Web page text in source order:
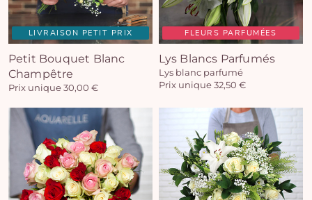
LIVRAISON PETIT PRIX
Petit Bouquet Blanc
Champêtre
Prix unique 30,00 €
FLEURS PARFUMÉES
Lys Blancs Parfumés
Lys blanc parfumé
Prix unique 32,50 €